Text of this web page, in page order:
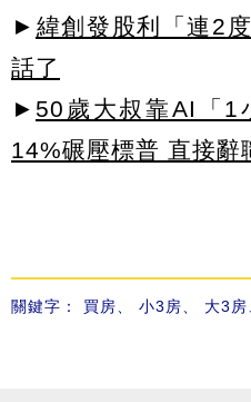
► 緯創發股利「連2
話了
► 50歲大叔靠AI「1
14%碾壓標普 直接辭
關鍵字： 買房 小3房 大3房